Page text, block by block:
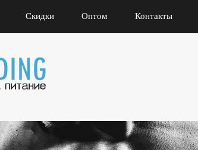
Скидки Оптом Контакты